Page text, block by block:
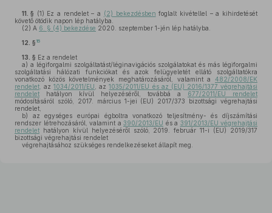
11. § (1) Ez a rendelet – a (2) bekezdésben foglalt kivétellel – a kihirdetését
követő ötödik napon lép hatályba.
(2) A 6. § (4) bekezdése 2020. szeptember 1-jén lép hatályba.
12. § 15
13. § Ez a rendelet
a) a légiforgalmi szolgáltatást/léginavigációs szolgálatokat és más légiforgalmi
szolgáltatási hálózati funkciókat és azok felügyeletét ellátó szolgáltatókra
vonatkozó közös követelmények meghatározásáról, valamint a 482/2008/EK
rendelet, az1034/2011/EU , az1035/2011/EU és az (EU) 2016/1377 végrehajtási
rendelet hatályon kívül helyezéséről, továbbá a 677/2011/EU rendelet
módosításáról szóló, 2017. március 1-jei (EU) 2017/373 bizottsági végrehajtási
rendelet,
b) az egységes európai égboltra vonatkozó teljesítmény- és díjszámítási
rendszer létrehozásáról, valamint a 390/2013/EU és a 391/2013/EU végrehajtási
rendelet hatályon kívül helyezéséről szóló, 2019. február 11-i (EU) 2019/317
bizottsági végrehajtási rendelet
végrehajtásához szükséges rendelkezéseket állapít meg.